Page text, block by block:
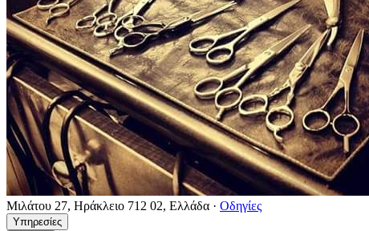
Μιλάτου 27, Ηράκλειο 712 02, Ελλάδα · Οδηγίες
Υπηρεσίες